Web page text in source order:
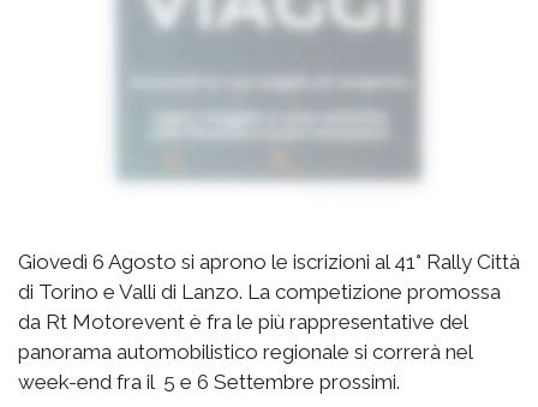
Giovedì 6 Agosto si aprono le iscrizioni al 41° Rally Città
di Torino e Valli di Lanzo. La competizione promossa
da Rt Motorevent è fra le più rappresentative del
panorama automobilistico regionale si correrà nel
week-end fra il 5 e 6 Settembre prossimi.